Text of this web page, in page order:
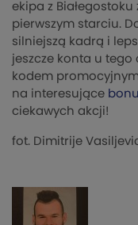
ekipa z
pierwszym starciu.
silniejszą kadrą i
jeszcze konta u tego
kodem promocyjnym
na interesujące
ciekawych akcji!
fot. Dimitrije